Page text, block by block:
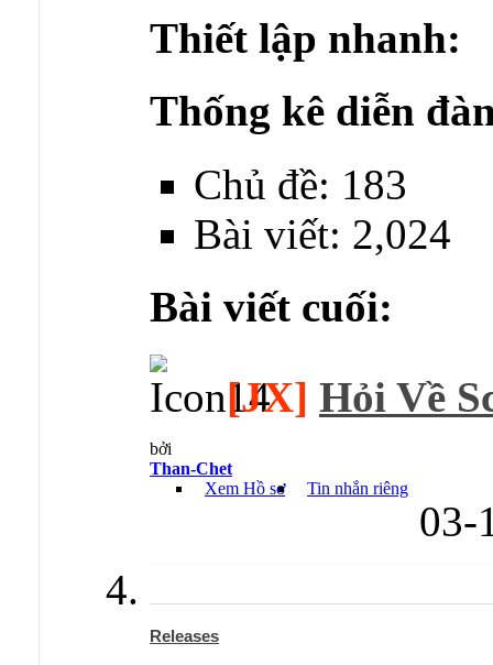
Thiết lập nhanh:
Thống kê diễn
Chủ đề: 183
Bài viết: 2,024
Bài viết cuối:
[JX] Hỏi Về
bởi
Than-Chet
Xem Hồ sơ
Tin nhắn riêng
03-
Releases